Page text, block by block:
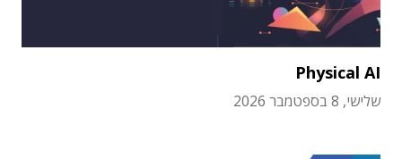
Physical AI
שלישי, 8 בספטמבר 2026